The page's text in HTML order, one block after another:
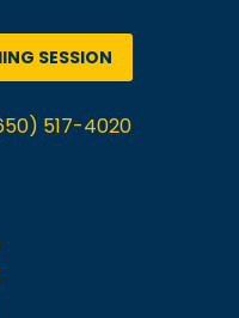
SESSION
517-4020